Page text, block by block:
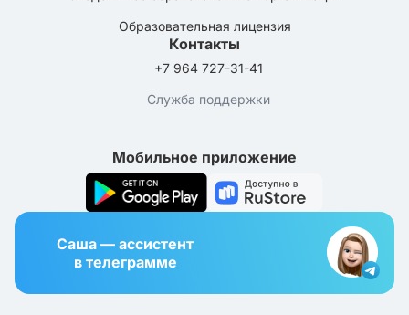
Образовательная лицензия
Контакты
+7 964 727-31-41
Служба поддержки
Мобильное приложение
Саша — ассистент
в телеграмме